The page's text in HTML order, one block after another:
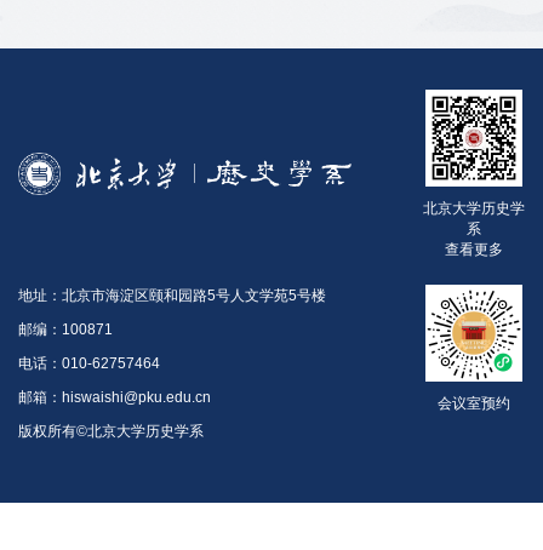
北京大学历史学
系
查看更多
地址：北京市海淀区颐和园路5号人文学苑5号楼
邮编：100871
电话：010-62757464
邮箱：hiswaishi@pku.edu.cn
版权所有©北京大学历史学系
会议室预约